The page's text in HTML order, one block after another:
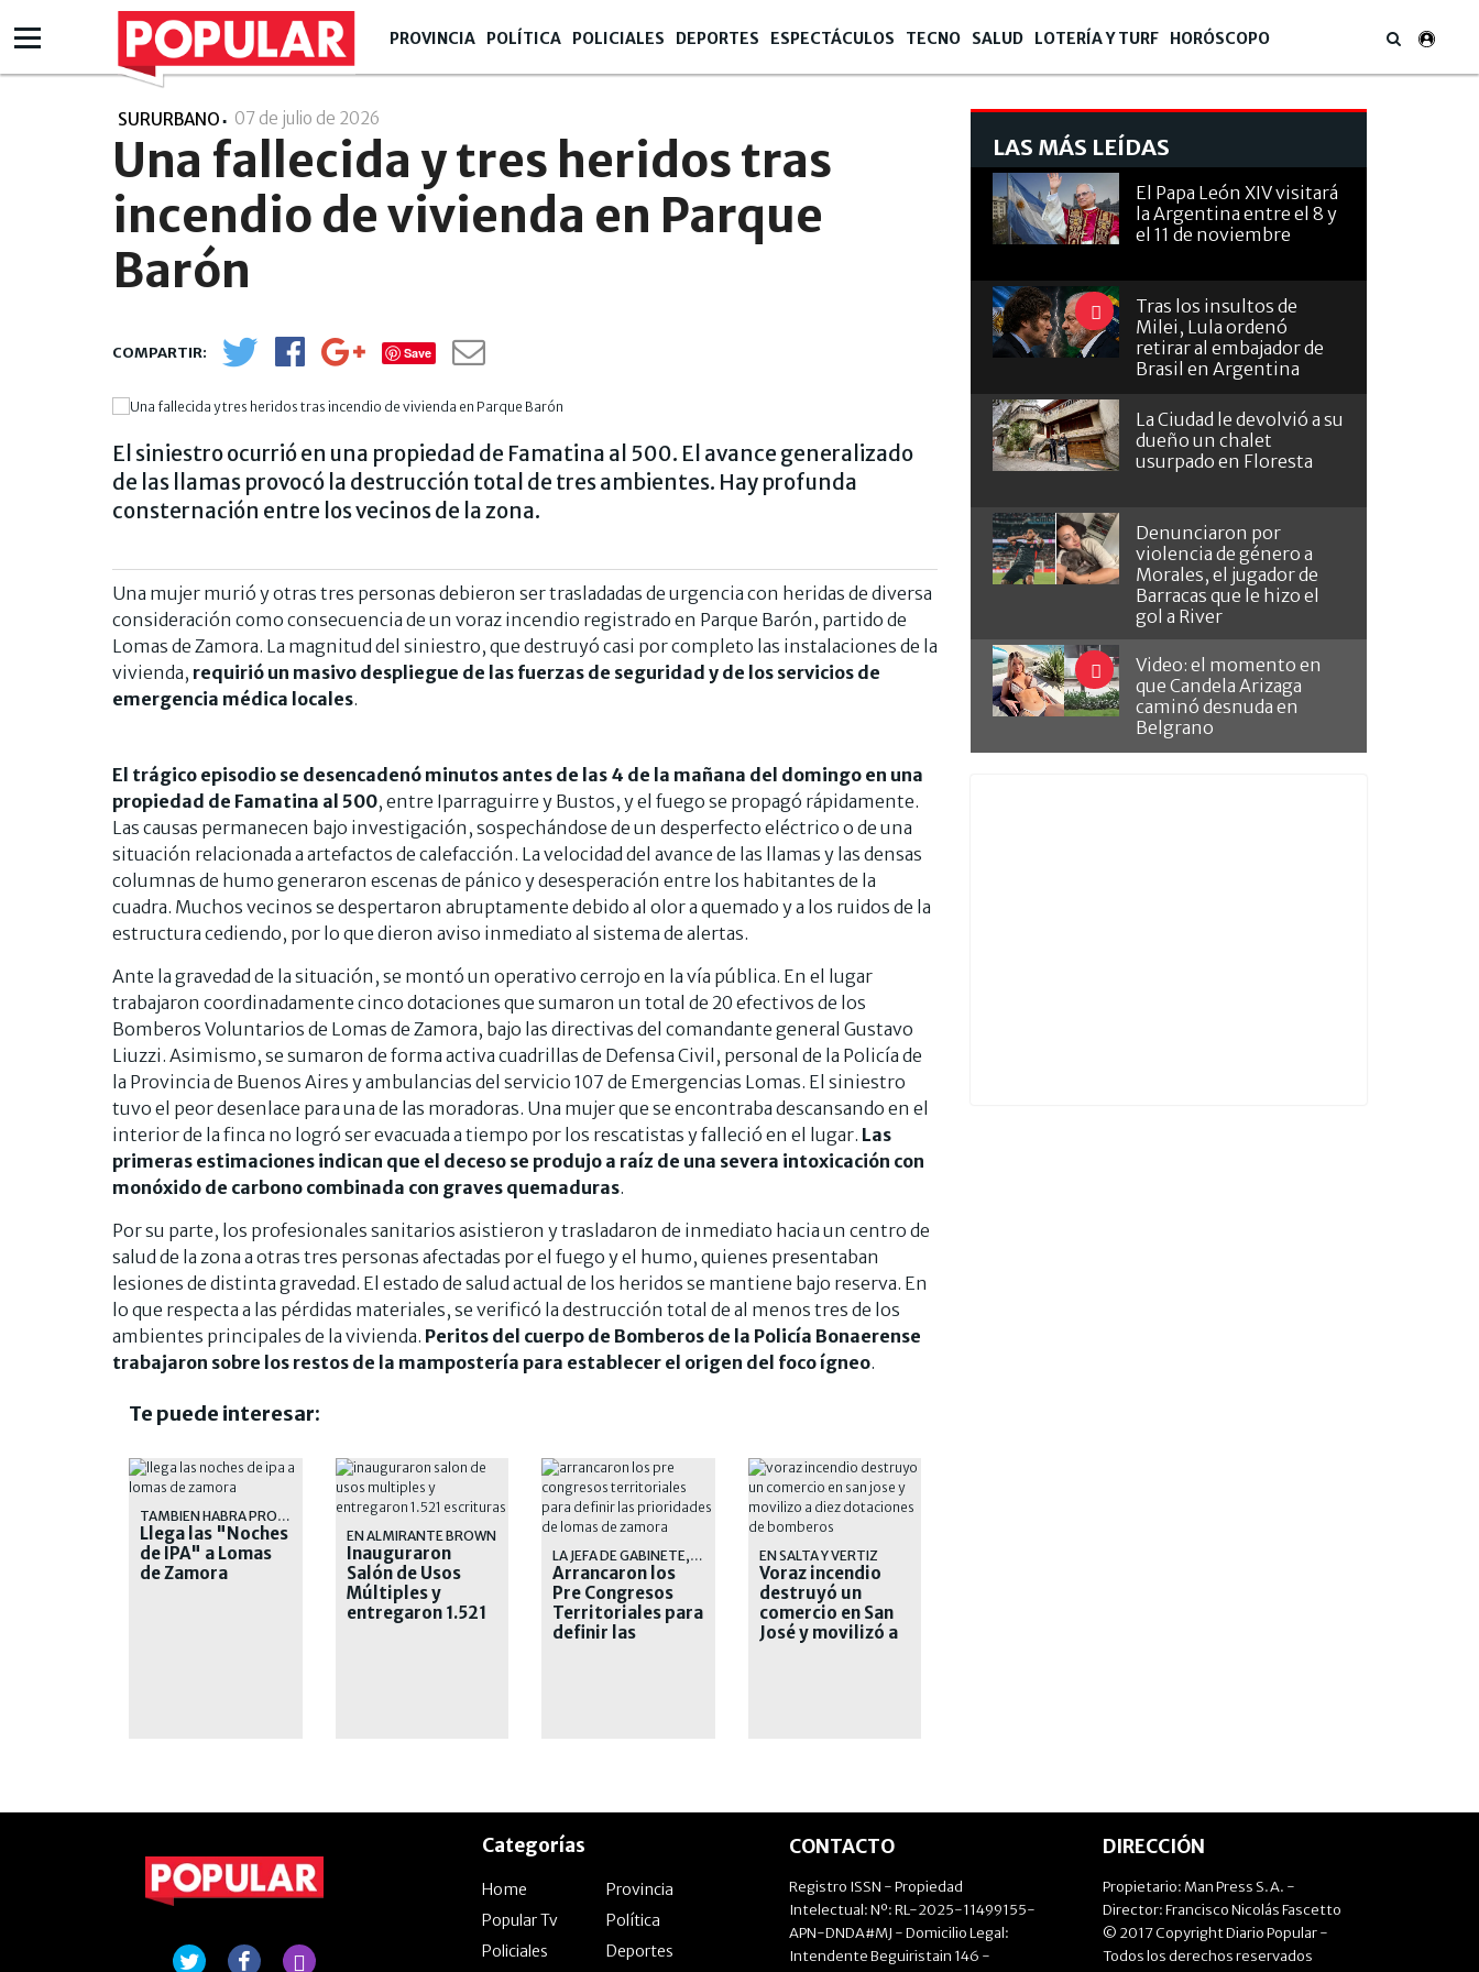
PROVINCIA POLÍTICA POLICIALES DEPORTES ESPECTÁCULOS TECNO SALUD LOTERÍA Y TURF HORÓSCOPO
SURURBANO 07 de julio de 2026
Una fallecida y tres heridos tras
incendio de vivienda en Parque
Barón
Save
El siniestro ocurrió en una propiedad de Famatina al 500. El avance generalizado
de las llamas provocó la destrucción total de tres ambientes. Hay profunda
consternación entre los vecinos de la zona.
Una mujer murió y otras tres personas debieron ser trasladadas de urgencia con heridas de diversa
consideración como consecuencia de un voraz incendio registrado en Parque Barón, partido de
Lomas de Zamora. La magnitud del siniestro, que destruyó casi por completo las instalaciones de la
vivienda, requirió un masivo despliegue de las fuerzas de seguridad y de los servicios de
emergencia médica locales.
El trágico episodio se desencadenó minutos antes de las 4 de la mañana del domingo en una
propiedad de Famatina al 500, entre Iparraguirre y Bustos, y el fuego se propagó rápidamente.
Las causas permanecen bajo investigación, sospechándose de un desperfecto eléctrico o de una
situación relacionada a artefactos de calefacción. La velocidad del avance de las llamas y las densas
columnas de humo generaron escenas de pánico y desesperación entre los habitantes de la
cuadra. Muchos vecinos se despertaron abruptamente debido al olor a quemado y a los ruidos de la
estructura cediendo, por lo que dieron aviso inmediato al sistema de alertas.
Ante la gravedad de la situación, se montó un operativo cerrojo en la vía pública. En el lugar
trabajaron coordinadamente cinco dotaciones que sumaron un total de 20 efectivos de los
Bomberos Voluntarios de Lomas de Zamora, bajo las directivas del comandante general Gustavo
Liuzzi. Asimismo, se sumaron de forma activa cuadrillas de Defensa Civil, personal de la Policía de
la Provincia de Buenos Aires y ambulancias del servicio 107 de Emergencias Lomas. El siniestro
tuvo el peor desenlace para una de las moradoras. Una mujer que se encontraba descansando en el
interior de la finca no logró ser evacuada a tiempo por los rescatistas y falleció en el lugar. Las
primeras estimaciones indican que el deceso se produjo a raíz de una severa intoxicación con
monóxido de carbono combinada con graves quemaduras.
Por su parte, los profesionales sanitarios asistieron y trasladaron de inmediato hacia un centro de
salud de la zona a otras tres personas afectadas por el fuego y el humo, quienes presentaban
lesiones de distinta gravedad. El estado de salud actual de los heridos se mantiene bajo reserva. En
lo que respecta a las pérdidas materiales, se verificó la destrucción total de al menos tres de los
ambientes principales de la vivienda. Peritos del cuerpo de Bomberos de la Policía Bonaerense
trabajaron sobre los restos de la mampostería para establecer el origen del foco ígneo.
Te puede interesar:
TAMBIEN HABRA PROMOCIONES EN COMIDAS
Llega las "Noches
de IPA" a Lomas
de Zamora
EN ALMIRANTE BROWN
Inauguraron
Salón de Usos
Múltiples y
entregaron 1.521
LA JEFA DE GABINETE, SOL TISCHIK, DESTACO LA IMPORTANCIA DE LA PARTICIPACION
Arrancaron los
Pre Congresos
Territoriales para
definir las
EN SALTA Y VERTIZ
Voraz incendio
destruyó un
comercio en San
José y movilizó a
LAS MÁS LEÍDAS
El Papa León XIV visitará
la Argentina entre el 8 y
el 11 de noviembre
Tras los insultos de
Milei, Lula ordenó
retirar al embajador de
Brasil en Argentina
La Ciudad le devolvió a su
dueño un chalet
usurpado en Floresta
Denunciaron por
violencia de género a
Morales, el jugador de
Barracas que le hizo el
gol a River
Video: el momento en
que Candela Arizaga
caminó desnuda en
Belgrano
Categorías
Home
Provincia
Popular Tv
Política
Policiales
Deportes
CONTACTO
Registro ISSN - Propiedad
Intelectual: Nº: RL-2025-11499155-
APN-DNDA#MJ - Domicilio Legal:
Intendente Beguiristain 146 -
DIRECCIÓN
Propietario: Man Press S.A. -
Director: Francisco Nicolás Fascetto
© 2017 Copyright Diario Popular -
Todos los derechos reservados